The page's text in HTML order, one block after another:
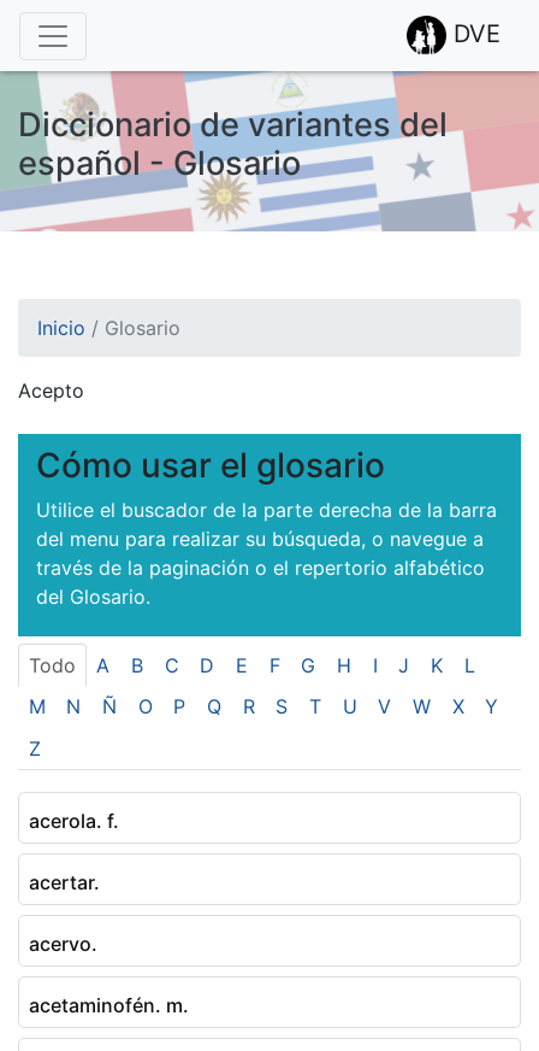
DVE
Diccionario de variantes del
español - Glosario
Inicio / Glosario
Acepto
Esto nos ayuda a recolectar estadísticas de las visitas.
Cómo usar el glosario
Utilice el buscador de la parte derecha de la barra
del menu para realizar su búsqueda, o navegue a
través de la paginación o el repertorio alfabético
del Glosario.
Todo A B C D E F G H I J K
L
M
N Ñ O P Q R S T U V W X
Y
Z
acerola. f.
acertar.
acervo.
acetaminofén. m.